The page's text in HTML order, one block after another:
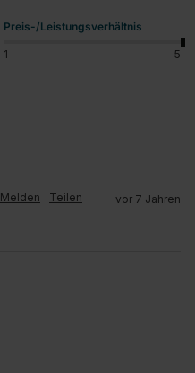
Preis-/Leistungsverhältnis
1
5
Melden Teilen vor 7 Jahren